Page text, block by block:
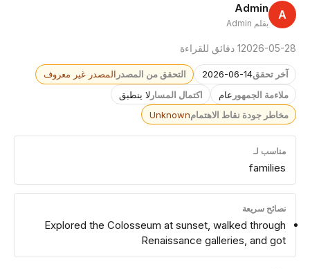
A
Admin
بقلم Admin
2026-05-281 دقائق للقراءة
آخر تحقق2026-06-14 التحقق من المصدر المصدر غير معروف
ملاءمة الجمهور عام اكتمال المسار لا ينطبق
مخاطر جودة نقاط الاهتمامUnknown
مناسب لـ
families
نصائح سريعة
Explored the Colosseum at sunset, walked through
Renaissance galleries, and got